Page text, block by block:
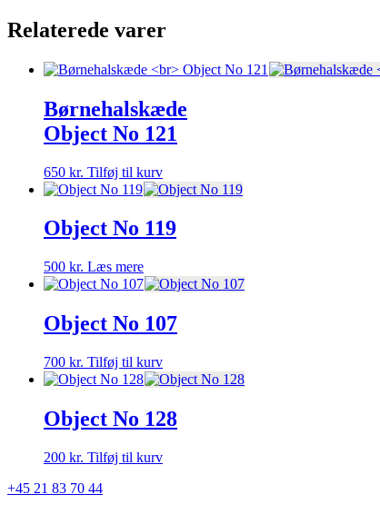
Relaterede varer
Børnehalskæde
Object No 121
650 kr. Tilføj til kurv
Object No 119
500 kr. Læs mere
Object No 107
700 kr. Tilføj til kurv
Object No 128
200 kr. Tilføj til kurv
+45 21 83 70 44